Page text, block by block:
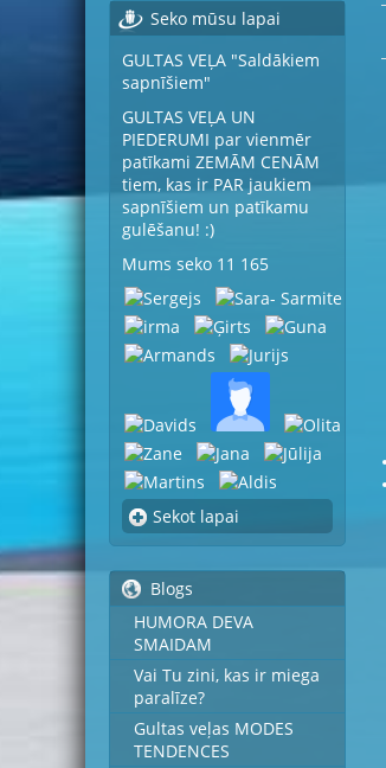
Seko mūsu lapai
GULTAS VEĻA "Saldākiem
sapnīšiem"
GULTAS VEĻA UN
PIEDERUMI par vienmēr
patīkami ZEMĀM CENĀM
tiem, kas ir PAR jaukiem
sapnīšiem un patīkamu
gulēšanu! :)
Mums seko 11 165
Sekot lapai
Blogs
HUMORA DEVA
SMAIDAM
Vai Tu zini, kas ir miega
paralīze?
Gultas veļas MODES
TENDENCES